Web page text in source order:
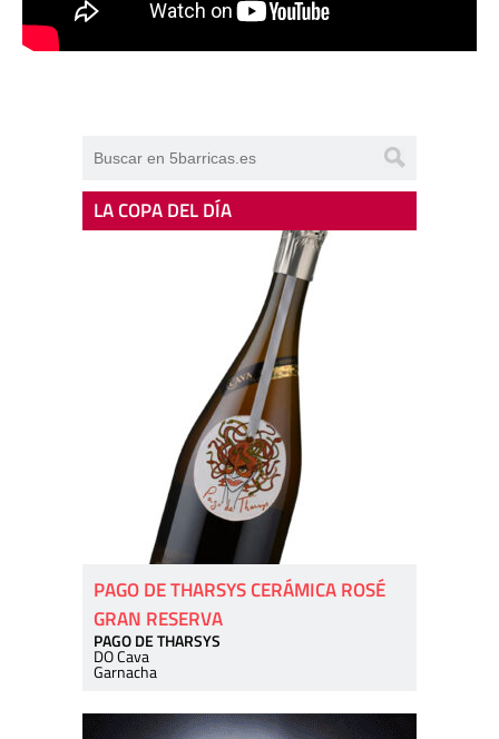
LA COPA DEL DÍA
PAGO DE THARSYS CERÁMICA ROSÉ
GRAN RESERVA
PAGO DE THARSYS
DO Cava
Garnacha